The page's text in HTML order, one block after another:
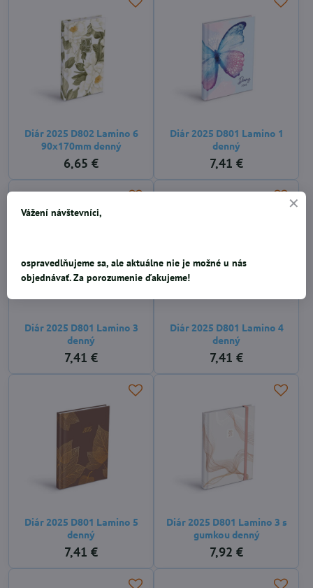
Diár 2025 D802 Lamino 6
90x170mm denný
6,65 €
Diár 2025 D801 Lamino 1
denný
7,41 €
Diár 2025 D801 Lamino 3
denný
7,41 €
Diár 2025 D801 Lamino 4
denný
7,41 €
Diár 2025 D801 Lamino 5
denný
7,41 €
Diár 2025 D801 Lamino 3 s
gumkou denný
7,92 €
Vážení návštevníci,
ospravedlňujeme sa, ale aktuálne nie je možné u nás
objednávať. Za porozumenie ďakujeme!